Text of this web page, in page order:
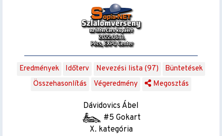
Eredmények Időterv Nevezési lista (97)
Büntetések
Összehasonlítás
Végeredmény Megosztás
Dávidovics Ábel
#5 Gokart
X. kategória